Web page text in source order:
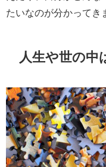
たいなのが分かってき
人生や世の中